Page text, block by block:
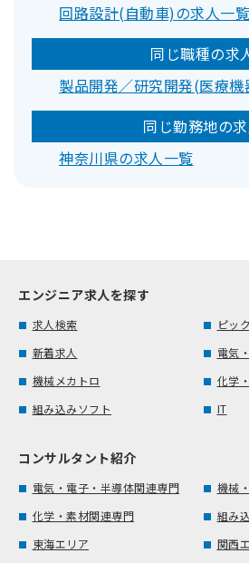
回路設計(自動車)の求人一覧
同じ職種の求
製品開発／研究開発(医療
同じ勤務地の
神奈川県の求人一覧
エンジニア求人を探す
求人検索
ピッ
新着求人
電気
機械メカトロ
化学
組み込みソフト
IT
コンサルタント紹介
電気・電子・半導体関連専門
機械
化学・素材関連専門
組み
東海エリア
関西